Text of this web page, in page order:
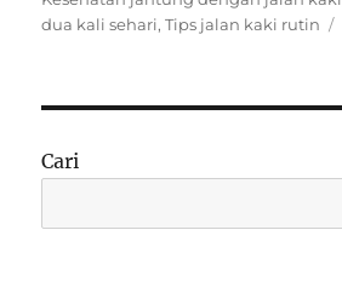
dua kali sehari,Tips jalan kaki rutin
Cari